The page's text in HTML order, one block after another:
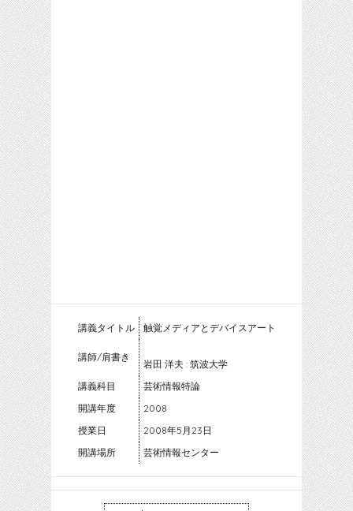
講義タイトル 触覚メディアとデバイスアート
講師/肩書き
岩田 洋夫 : 筑波大学
講義科目
芸術情報特論
開講年度
2008
授業日
2008年5月23日
開講場所
芸術情報センター